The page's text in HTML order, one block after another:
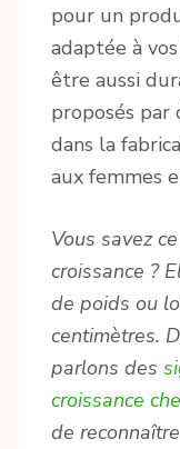
pour un
adaptée à
être aussi
proposés par
dans la
aux femmes
Vous savez
croissance ?
de poids ou
centimètres.
parlons des
croissance
de